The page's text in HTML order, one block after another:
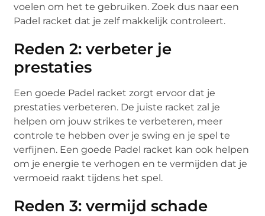
voelen om het te gebruiken. Zoek dus naar een
Padel racket dat je zelf makkelijk controleert.
Reden 2: verbeter je
prestaties
Een goede Padel racket zorgt ervoor dat je
prestaties verbeteren. De juiste racket zal je
helpen om jouw strikes te verbeteren, meer
controle te hebben over je swing en je spel te
verfijnen. Een goede Padel racket kan ook helpen
om je energie te verhogen en te vermijden dat je
vermoeid raakt tijdens het spel.
Reden 3: vermijd schade